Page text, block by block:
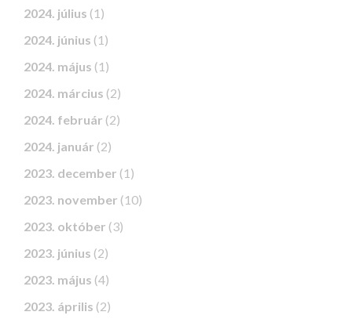
2024. július (1)
2024. június (1)
2024. május (1)
2024. március (2)
2024. február (2)
2024. január (2)
2023. december (1)
2023. november (10)
2023. október (3)
2023. június (2)
2023. május (4)
2023. április (2)